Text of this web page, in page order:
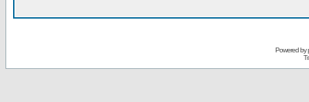
Powered by